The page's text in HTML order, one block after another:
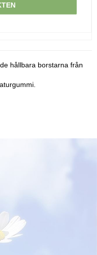
hållbara borstarna från